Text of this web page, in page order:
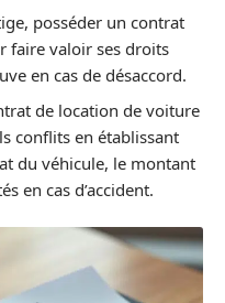
posséder un contrat
faire valoir ses droits
en cas de désaccord.
de location de voiture
conflits en établissant
du véhicule, le montant
en cas d’accident.